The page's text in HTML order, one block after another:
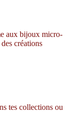
aux bijoux micro-
créations
tes collections ou